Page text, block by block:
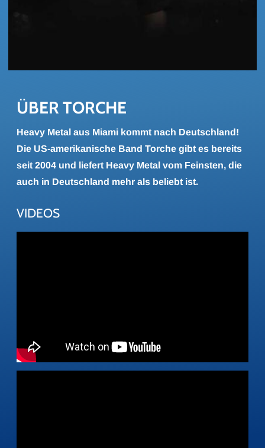
ÜBER TOR­CHE
Heavy Metal aus Miami kommt nach Deutschland!
Die US-amerikanische Band Torche gibt es bereits
seit 2004 und liefert Heavy Metal vom Feinsten, die
auch in Deutschland mehr als beliebt ist.
VIDEOS